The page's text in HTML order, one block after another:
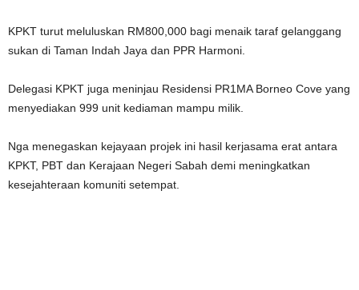
KPKT turut meluluskan RM800,000 bagi menaik taraf gelanggang
sukan di Taman Indah Jaya dan PPR Harmoni.
Delegasi KPKT juga meninjau Residensi PR1MA Borneo Cove yang
menyediakan 999 unit kediaman mampu milik.
Nga menegaskan kejayaan projek ini hasil kerjasama erat antara
KPKT, PBT dan Kerajaan Negeri Sabah demi meningkatkan
kesejahteraan komuniti setempat.